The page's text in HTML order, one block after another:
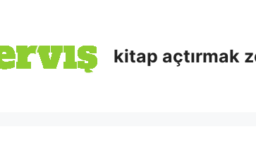
kitap açtırmak